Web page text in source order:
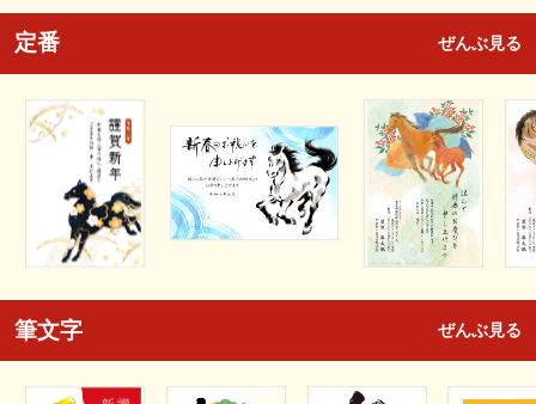
定番 ぜんぶ見る
筆文字 ぜんぶ見る